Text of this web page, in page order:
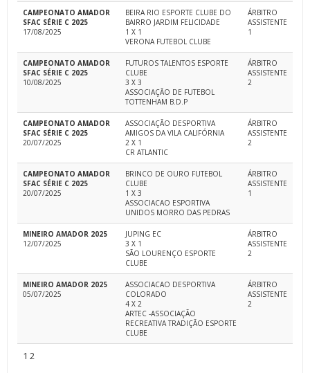
CAMPEONATO AMADOR
SFAC SÉRIE C 2025
17/08/2025
BEIRA RIO ESPORTE CLUBE DO
BAIRRO JARDIM FELICIDADE
1 X 1
VERONA FUTEBOL CLUBE
ÁRBITRO
ASSISTENTE
1
CAMPEONATO AMADOR
SFAC SÉRIE C 2025
10/08/2025
FUTUROS TALENTOS ESPORTE
CLUBE
3 X 3
ASSOCIAÇÃO DE FUTEBOL
TOTTENHAM B.D.P
ÁRBITRO
ASSISTENTE
2
CAMPEONATO AMADOR
SFAC SÉRIE C 2025
20/07/2025
ASSOCIAÇÃO DESPORTIVA
AMIGOS DA VILA CALIFÓRNIA
2 X 1
CR ATLANTIC
ÁRBITRO
ASSISTENTE
2
CAMPEONATO AMADOR
SFAC SÉRIE C 2025
20/07/2025
BRINCO DE OURO FUTEBOL
CLUBE
1 X 3
ASSOCIACAO ESPORTIVA
UNIDOS MORRO DAS PEDRAS
ÁRBITRO
ASSISTENTE
1
MINEIRO AMADOR 2025
12/07/2025
JUPING EC
3 X 1
SÃO LOURENÇO ESPORTE
CLUBE
ÁRBITRO
ASSISTENTE
2
MINEIRO AMADOR 2025
05/07/2025
ASSOCIACAO DESPORTIVA
COLORADO
4 X 2
ARTEC -ASSOCIAÇÃO
RECREATIVA TRADIÇÃO ESPORTE
CLUBE
ÁRBITRO
ASSISTENTE
2
1 2